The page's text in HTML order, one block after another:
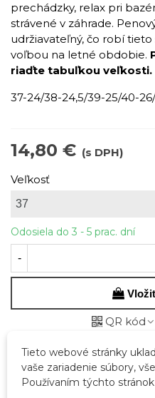
prechádzky, relax pri
strávené v záhrade.
udržiavateľný, čo robí
voľbou na letné obdobie.
riaďte tabuľkou veľkosti.
37-24/38-24,5/39-25/40-
14,80 € (s DPH)
Veľkosť
Odosiela do 3 - 5 prac. dní
-
QR kód
Kód:
44459-21
Značka: Boto
Tieto webové stránky
vaše zariadenie súbory,
Používaním týchto